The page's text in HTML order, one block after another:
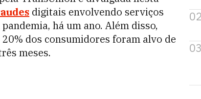
digitais envolvendo serviços
há um ano. Além disso,
20% dos consumidores foram alvo de
meses.
02
03